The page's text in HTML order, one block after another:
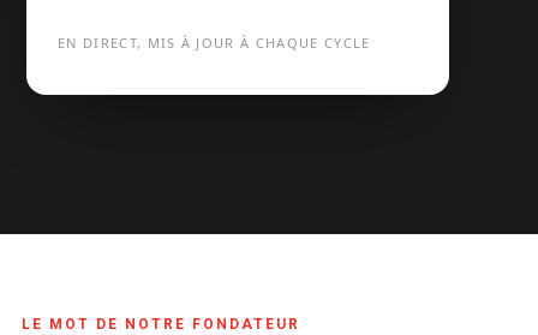
EN DIRECT, MIS À JOUR À CHAQUE CYCLE
LE MOT DE NOTRE FONDATEUR